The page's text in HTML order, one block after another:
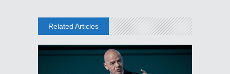
Related Articles